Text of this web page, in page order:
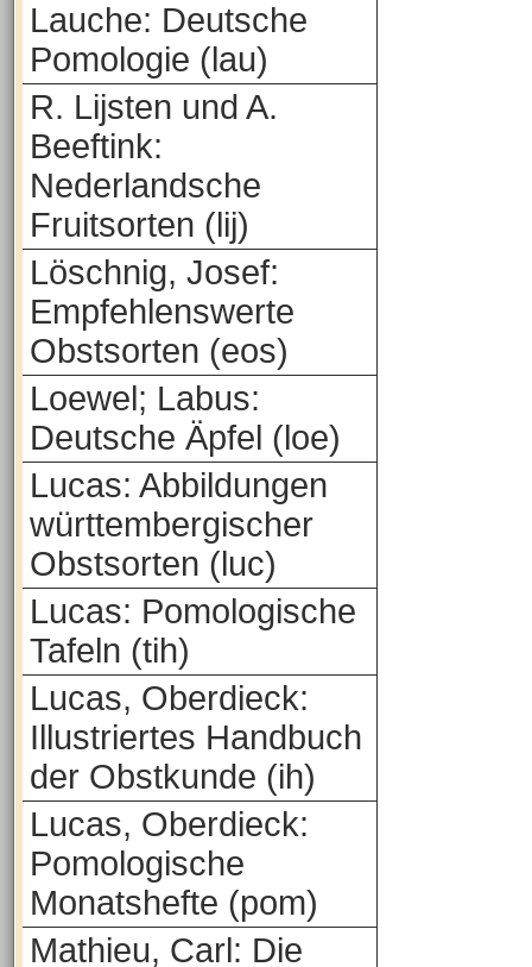
Lauche: Deutsche
Pomologie (lau)
R. Lijsten und A.
Beeftink:
Nederlandsche
Fruitsorten (lij)
Löschnig, Josef:
Empfehlenswerte
Obstsorten (eos)
Loewel; Labus:
Deutsche Äpfel (loe)
Lucas: Abbildungen
württembergischer
Obstsorten (luc)
Lucas: Pomologische
Tafeln (tih)
Lucas, Oberdieck:
Illustriertes Handbuch
der Obstkunde (ih)
Lucas, Oberdieck:
Pomologische
Monatshefte (pom)
Mathieu, Carl: Die